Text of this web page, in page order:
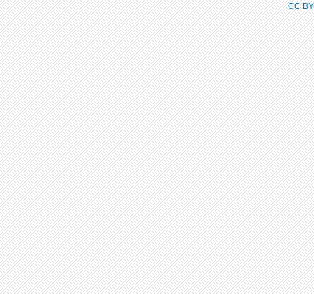
CC